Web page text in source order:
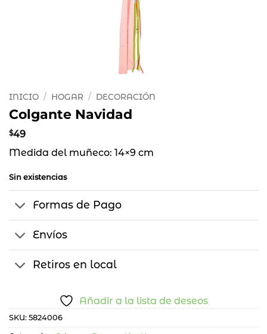
INICIO / HOGAR / DECORACIÓN
Colgante Navidad
$49
Medida del muñeco: 14×9 cm
Sin existencias
Formas de Pago
Envíos
Retiros en local
Añadir a la lista de deseos
SKU: 5824006